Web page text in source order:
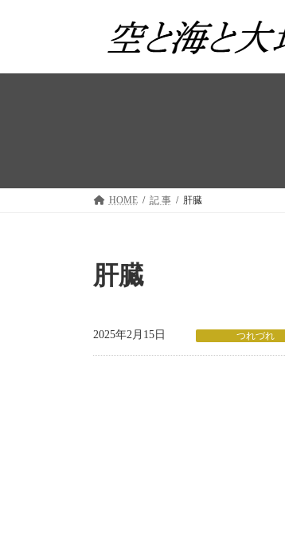
ツ
シ
HOME 記 事 肝臓
肝臓
2025年2月15日 つれづれ